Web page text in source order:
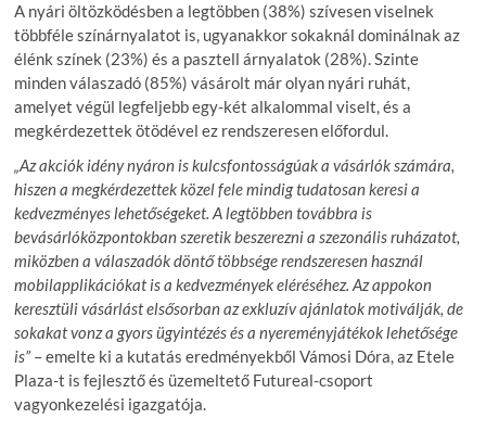
A nyári öltözködésben a legtöbben (38%) szívesen viselnek
többféle színárnyalatot is, ugyanakkor sokaknál dominálnak az
élénk színek (23%) és a pasztell árnyalatok (28%). Szinte
minden válaszadó (85%) vásárolt már olyan nyári ruhát,
amelyet végül legfeljebb egy-két alkalommal viselt, és a
megkérdezettek ötödével ez rendszeresen előfordul.
„Az akciók idény nyáron is kulcsfontosságúak a vásárlók számára,
hiszen a megkérdezettek közel fele mindig tudatosan keresi a
kedvezményes lehetőségeket. A legtöbben továbbra is
bevásárlóközpontokban szeretik beszerezni a szezonális ruházatot,
miközben a válaszadók döntő többsége rendszeresen használ
mobilapplikációkat is a kedvezmények eléréséhez. Az appokon
keresztüli vásárlást elsősorban az exkluzív ajánlatok motiválják, de
sokakat vonz a gyors ügyintézés és a nyereményjátékok lehetősége
is”– emelte ki a kutatás eredményekből Vámosi Dóra, az Etele
Plaza-t is fejlesztő és üzemeltető Futureal-csoport
vagyonkezelési igazgatója.